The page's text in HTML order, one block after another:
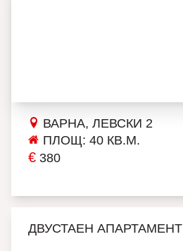
ВАРНА, ЛЕВСКИ 2
ПЛОЩ: 40 КВ.М.
€ 380
ДВУСТАЕН АПАРТАМЕНТ